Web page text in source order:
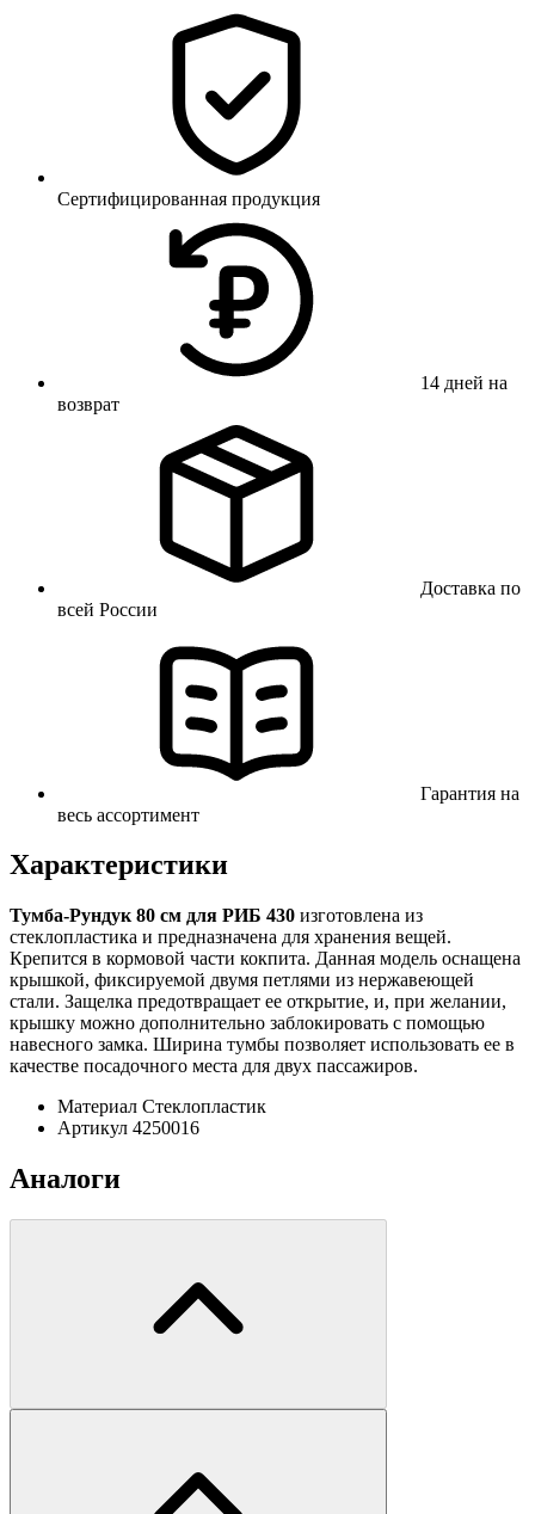
Сертифицированная продукция
14 дней на
возврат
Доставка по
всей России
Гарантия на
весь ассортимент
Характеристики
Тумба-Рундук 80 см для РИБ 430 изготовлена из
стеклопластика и предназначена для хранения вещей.
Крепится в кормовой части кокпита. Данная модель оснащена
крышкой, фиксируемой двумя петлями из нержавеющей
стали. Защелка предотвращает ее открытие, и, при желании,
крышку можно дополнительно заблокировать с помощью
навесного замка. Ширина тумбы позволяет использовать ее в
качестве посадочного места для двух пассажиров.
Материал Стеклопластик
Артикул 4250016
Аналоги